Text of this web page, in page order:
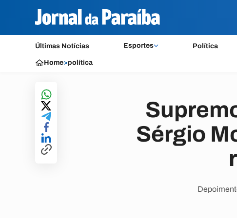
Últimas Notícias Esportes Política
Home>política
Sérgio